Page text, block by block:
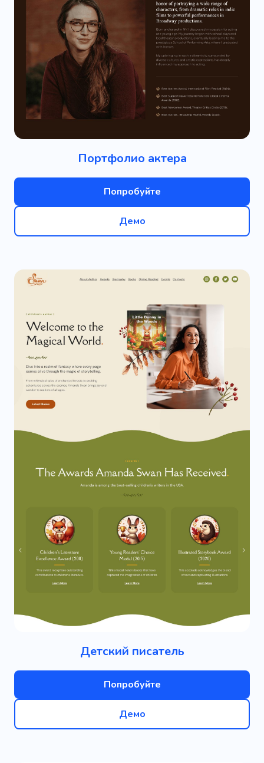
Портфолио актера
Попробуйте
Демо
Детский писатель
Попробуйте
Демо